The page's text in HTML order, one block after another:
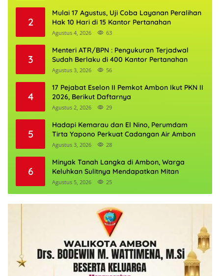
2
Mulai 17 Agustus, Uji Coba Layanan Peralihan
Hak 10 Hari di 15 Kantor Pertanahan
Agustus 4, 2026 63
3
Menteri ATR/BPN : Pengukuran Terjadwal
Sudah Berlaku di 400 Kantor Pertanahan
Agustus 3, 2026 56
4
17 Pejabat Eselon II Pemkot Ambon Ikut PKN II
2026, Berikut Daftarnya
Agustus 2, 2026 29
5
Hadapi Kemarau dan El Nino, Perumdam
Tirta Yapono Perkuat Cadangan Air Ambon
Agustus 3, 2026 28
6
Minyak Tanah Langka di Ambon, Warga
Keluhkan Sulitnya Mendapatkan Mitan
Agustus 5, 2026 25